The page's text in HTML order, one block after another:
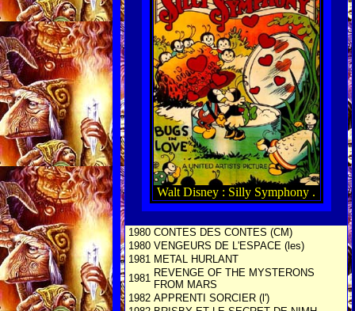
Walt Disney : Silly Symphony .
1980 CONTES DES CONTES (CM)
1980 VENGEURS DE L'ESPACE (les)
1981 METAL HURLANT
1981 REVENGE OF THE MYSTERONS
FROM MARS
1982 APPRENTI SORCIER (l')